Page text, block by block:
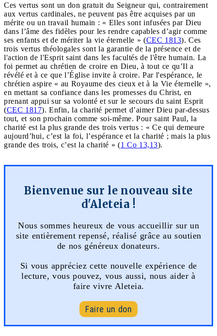
Ces vertus sont un don gratuit du Seigneur qui, contrairement
aux vertus cardinales, ne peuvent pas être acquises par un
mérite ou un travail humain : « Elles sont infusées par Dieu
dans l’âme des fidèles pour les rendre capables d’agir comme
ses enfants et de mériter la vie éternelle » (CEC 1813). Ces
trois vertus théologales sont la garantie de la présence et de
l'action de l'Esprit saint dans les facultés de l'être humain. La
foi permet au chrétien de croire en Dieu, à tout ce qu’Il a
révélé et à ce que l’Église invite à croire. Par l'espérance, le
chrétien aspire « au Royaume des cieux et à la Vie éternelle »,
en mettant sa confiance dans les promesses du Christ, en
prenant appui sur sa volonté et sur le secours du saint Esprit
(CEC 1817). Enfin, la charité permet d’aimer Dieu par-dessus
tout, et son prochain comme soi-même. Pour saint Paul, la
charité est la plus grande des trois vertus : « Ce qui demeure
aujourd’hui, c’est la foi, l’espérance et la charité ; mais la plus
grande des trois, c’est la charité » (1 Co 13,13).
Bienvenue sur le nouveau site
d'Aleteia !
Nous sommes heureux de vous accueillir sur un
site entièrement repensé, réalisé grâce au soutien
de nos généreux donateurs.
Si vous appréciez cette nouvelle expérience de
lecture, vous pouvez, vous aussi, nous aider à
faire vivre Aleteia.
Faire un don